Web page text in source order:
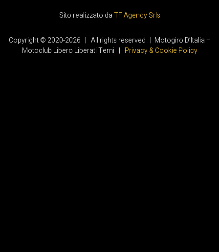
Sito realizzato daTF Agency Srls
Copyright © 2020-2026 | All rights reserved | Motogiro D’Italia –
Motoclub Libero Liberati Terni | Privacy & Cookie Policy